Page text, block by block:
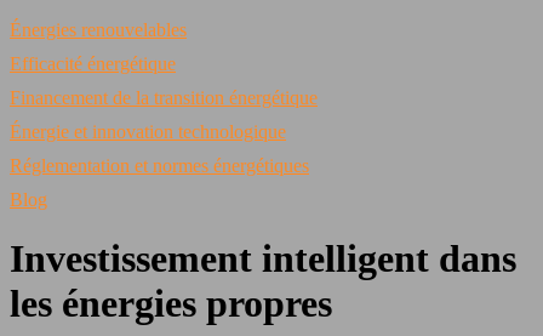
Énergies renouvelables
Efficacité énergétique
Financement de la transition énergétique
Énergie et innovation technologique
Réglementation et normes énergétiques
Blog
Investissement intelligent dans
les énergies propres